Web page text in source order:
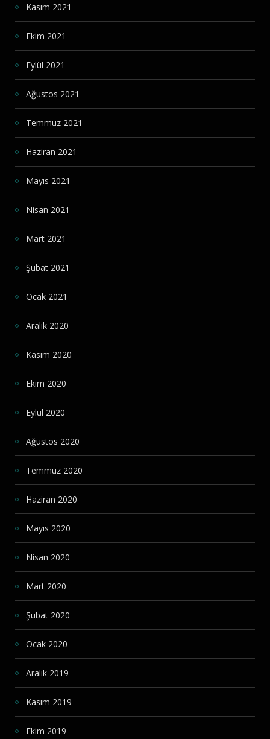
Kasım 2021
Ekim 2021
Eylül 2021
Ağustos 2021
Temmuz 2021
Haziran 2021
Mayıs 2021
Nisan 2021
Mart 2021
Şubat 2021
Ocak 2021
Aralık 2020
Kasım 2020
Ekim 2020
Eylül 2020
Ağustos 2020
Temmuz 2020
Haziran 2020
Mayıs 2020
Nisan 2020
Mart 2020
Şubat 2020
Ocak 2020
Aralık 2019
Kasım 2019
Ekim 2019